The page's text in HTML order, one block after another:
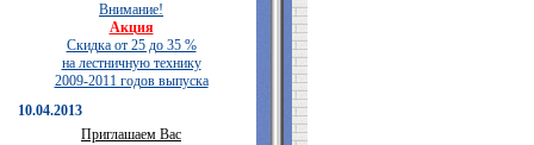
Внимание!
Акция
Скидка от 25 до 35 %
на лестничную технику
2009-2011 годов выпуска
10.04.2013
Приглашаем Вас